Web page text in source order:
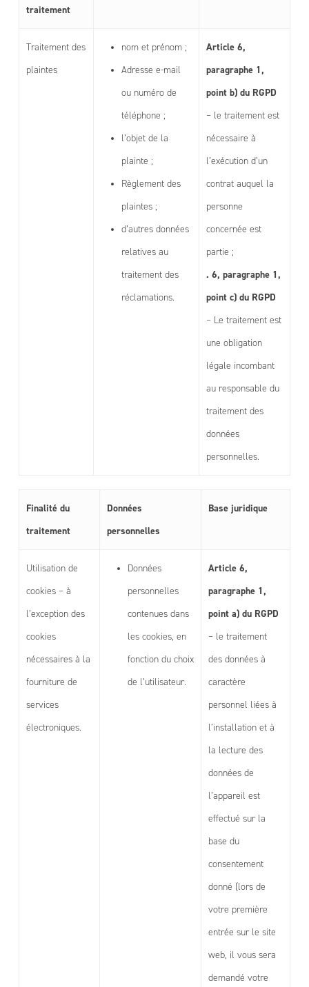
traitement
Traitement des
plaintes
nom et prénom ;
Adresse e-mail
ou numéro de
téléphone ;
l’objet de la
plainte ;
Règlement des
plaintes ;
d’autres données
relatives au
traitement des
réclamations.
Article 6,
paragraphe 1,
point b) du RGPD
– le traitement est
nécessaire à
l’exécution d’un
contrat auquel la
personne
concernée est
partie ;
. 6, paragraphe 1,
point c) du RGPD
– Le traitement est
une obligation
légale incombant
au responsable du
traitement des
données
personnelles.
Finalité du
traitement
Données
personnelles
Base juridique
Utilisation de
cookies – à
l’exception des
cookies
nécessaires à la
fourniture de
services
électroniques.
Données
personnelles
contenues dans
les cookies, en
fonction du choix
de l’utilisateur.
Article 6,
paragraphe 1,
point a) du RGPD
– le traitement
des données à
caractère
personnel liées à
l’installation et à
la lecture des
données de
l’appareil est
effectué sur la
base du
consentement
donné (lors de
votre première
entrée sur le site
web, il vous sera
demandé votre